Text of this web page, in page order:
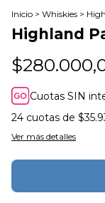
Inicio > Whiskies >
Highland
Cuotas SIN
24 cuotas de
Ver más detalles